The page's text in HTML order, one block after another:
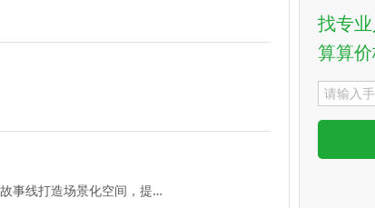
朗诗海映里项目整体环境与动线相融，创造出一种流动的、隔而不离的空间场所。同时利用故事线打造场景化空间，提高景观参与性，让观者沉浸式的体验场所...
找专
算算价